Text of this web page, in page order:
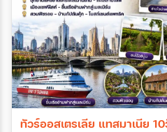
ทัวร์ออสเตรเลีย แทสมาเนีย